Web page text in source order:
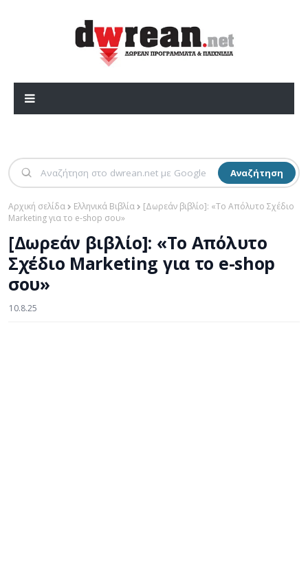
Αναζήτηση
Αρχική σελίδα Ελληνικά Βιβλία
[Δωρεάν βιβλίο]: «Το Απόλυτο Σχέδιο
Marketing για το e-shop σου»
[Δωρεάν βιβλίο]: «Το Απόλυτο
Σχέδιο Marketing για το e-shop
σου»
10.8.25